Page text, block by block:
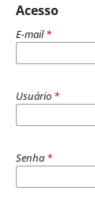
Acesso
E-mail*
Usuário *
Senha *